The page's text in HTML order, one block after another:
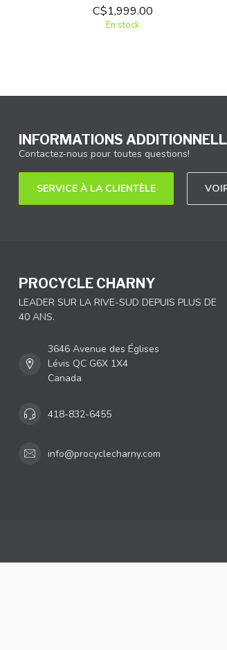
C$1,999.00
En stock
INFORMATIONS
Contactez-nous pour toutes questions!
SERVICE À LA CLIENTÈLE
PROCYCLE CHARNY
LEADER SUR LA RIVE-SUD DEPUIS PLUS DE
40 ANS.
3646 Avenue des Églises
Lévis QC G6X 1X4
Canada
418-832-6455
info@procyclecharny.com